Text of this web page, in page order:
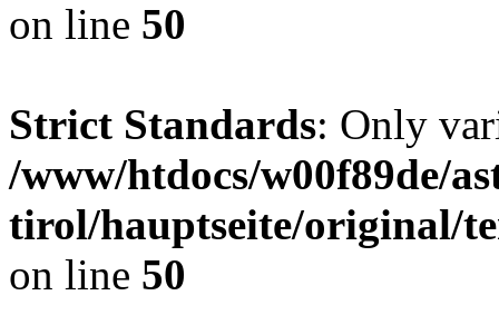
on line 50
Strict Standards: Only
/www/htdocs/w00f89de/
tirol/hauptseite/original/
on line 50